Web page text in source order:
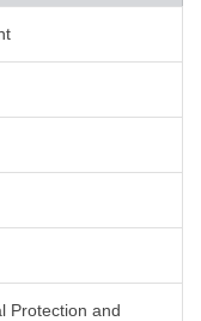
Protection and